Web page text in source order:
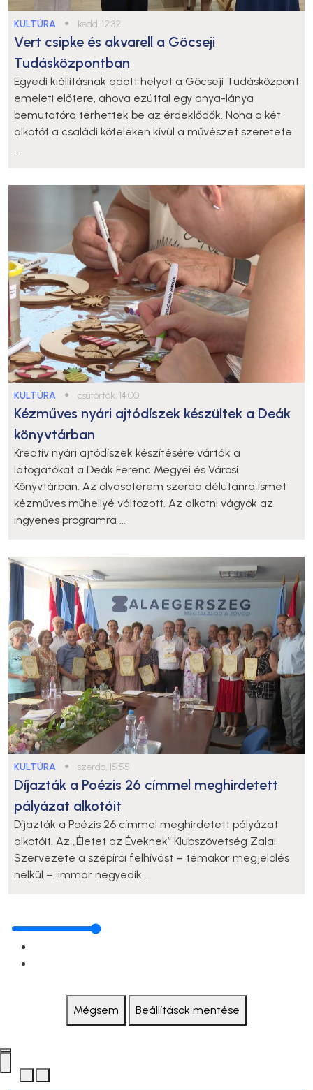
KULTÚRA ● kedd, 12:32
Vert csipke és akvarell a Göcseji
Tudásközpontban
Egyedi kiállításnak adott helyet a Göcseji Tudásközpont
emeleti előtere, ahova ezúttal egy anya-lánya
bemutatóra térhettek be az érdeklődők. Noha a két
alkotót a családi köteléken kívül a művészet szeretete
...
KULTÚRA ● csütörtök, 14:00
Kézműves nyári ajtódíszek készültek a Deák
könyvtárban
Kreatív nyári ajtódíszek készítésére várták a
látogatókat a Deák Ferenc Megyei és Városi
Könyvtárban. Az olvasóterem szerda délutánra ismét
kézműves műhellyé változott. Az alkotni vágyók az
ingyenes programra ...
KULTÚRA ● szerda, 15:55
Díjazták a Poézis 26 címmel meghirdetett
pályázat alkotóit
Díjazták a Poézis 26 címmel meghirdetett pályázat
alkotóit. Az „Életet az Éveknek” Klubszövetség Zalai
Szervezete a szépírói felhívást – témakör megjelölés
nélkül –, immár negyedik ...
Mégsem Beállítások mentése